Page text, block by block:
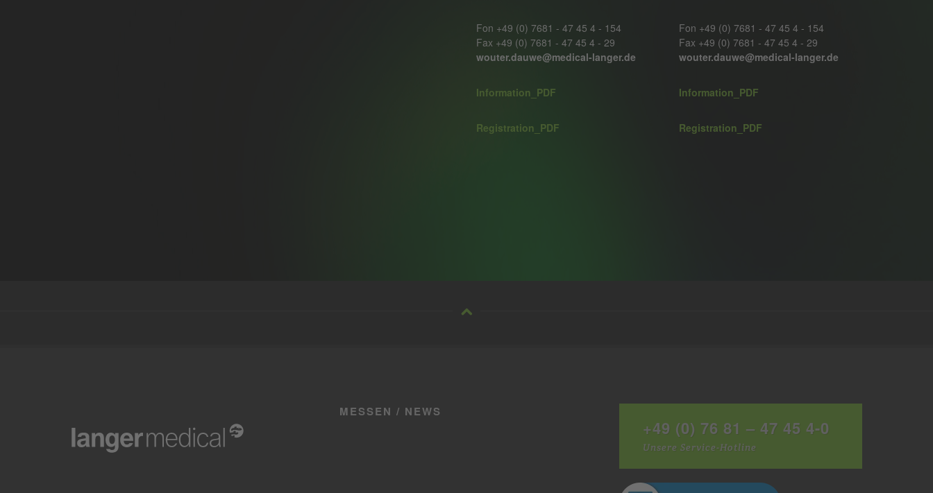
Fon +49 (0) 7681 - 47 45 4 - 154
Fax +49 (0) 7681 - 47 45 4 - 29
wouter.dauwe@medical-langer.de
Information_PDF
Registration_PDF
Fon +49 (0) 7681 - 47 45 4 - 154
Fax +49 (0) 7681 - 47 45 4 - 29
wouter.dauwe@medical-langer.de
Information_PDF
Registration_PDF
MESSEN / NEWS
+49 (0) 76 81 – 47 45 4-0
Unsere Service-Hotline